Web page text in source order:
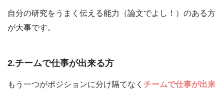
自分の研究をうまく伝える能力（論文でよし！）のある方
が大事です。
2.チームで仕事が出来る方
もう一つがポジションに分け隔てなく チームで仕事が出来